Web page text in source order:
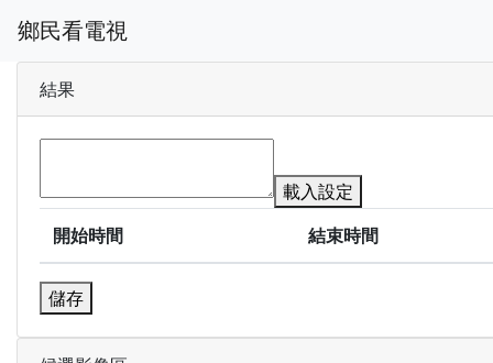
鄉民看電視
結果
載入設定
開始時間
結束時間
儲存